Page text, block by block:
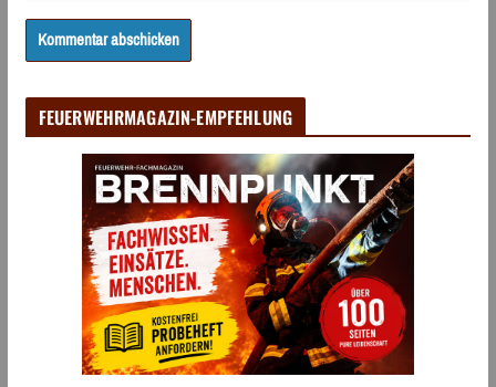
FEUERWEHRMAGAZIN-EMPFEHLUNG